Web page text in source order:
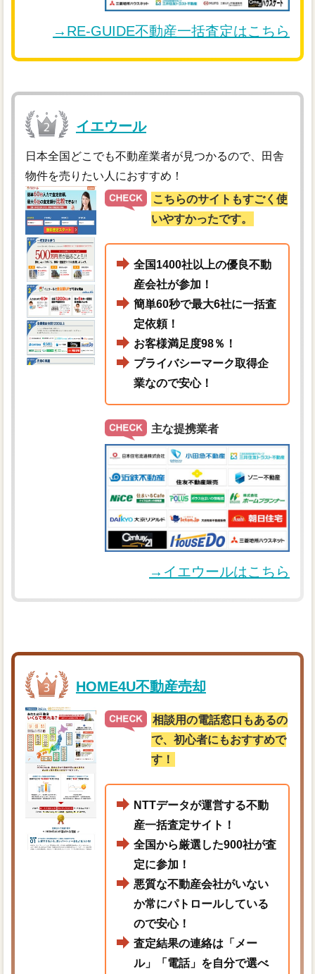
→RE-GUIDE不動産一括査定はこちら
イエウール
日本全国どこでも不動産業者が見つかるので、田舎
物件を売りたい人におすすめ！
こちらのサイトもすごく使
いやすかったです。
全国1400社以上の優良不動
産会社が参加！
簡単60秒で最大6社に一括査
定依頼！
お客様満足度98％！
プライバシーマーク取得企
業なので安心！
主な提携業者
→イエウールはこちら
HOME4U不動産売却
相談用の電話窓口もあるの
で、初心者にもおすすめで
す！
NTTデータが運営する不動
産一括査定サイト！
全国から厳選した900社が査
定に参加！
悪質な不動産会社がいない
か常にパトロールしている
ので安心！
査定結果の連絡は「メー
ル」「電話」を自分で選べ